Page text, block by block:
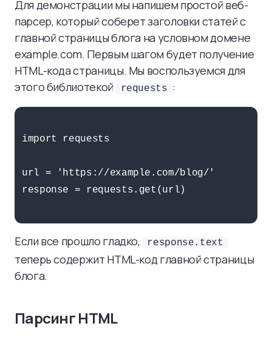
Для демонстрации мы напишем простой веб-
парсер, который соберет заголовки статей с
главной страницы блога на условном домене
example.com. Первым шагом будет получение
HTML-кода страницы. Мы воспользуемся для
этого библиотекой
requests :
import requests
url = 'https://example.com/blog/'
response = requests.get(url)
Если все прошло гладко, response.text
теперь содержит HTML-код главной страницы
блога.
Парсинг HTML